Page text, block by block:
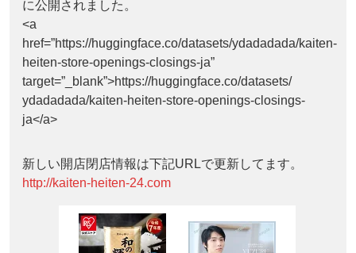
に公開されました。
<a
href=”https://huggingface.co/datasets/ydadadada/kaiten-
heiten-store-openings-closings-ja”
target=”_blank”>https://huggingface.co/datasets/
ydadadada/kaiten-heiten-store-openings-closings-
ja</a>
新しい開店閉店情報は下記URLで更新してます。
http://kaiten-heiten-24.com